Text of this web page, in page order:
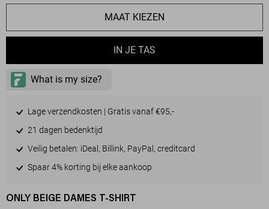
MAAT KIEZEN
IN JE TAS
Lage verzendkosten | Gratis vanaf €95,-
21 dagen bedenktijd
Veilig betalen: iDeal, Billink, PayPal, creditcard
Spaar 4% korting bij elke aankoop
ONLY BEIGE DAMES T-SHIRT